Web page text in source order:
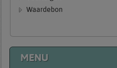
Waardebon
MENU